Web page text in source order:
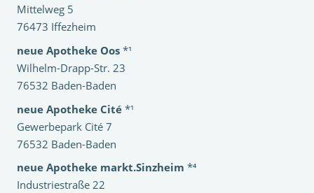
Mittelweg 5
76473 Iffezheim
neue Apotheke Oos *¹
Wilhelm-Drapp-Str. 23
76532 Baden-Baden
neue Apotheke Cité *¹
Gewerbepark Cité 7
76532 Baden-Baden
neue Apotheke markt.Sinzheim *⁴
Industriestraße 22